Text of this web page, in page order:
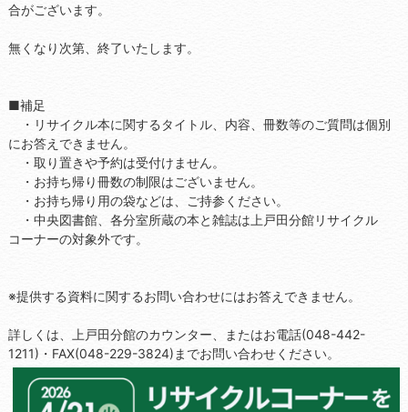
合がございます。
無くなり次第、終了いたします。
■補足
・リサイクル本に関するタイトル、内容、冊数等のご質問は個別
にお答えできません。
・取り置きや予約は受付けません。
・お持ち帰り冊数の制限はございません。
・お持ち帰り用の袋などは、ご持参ください。
・中央図書館、各分室所蔵の本と雑誌は上戸田分館リサイクル
コーナーの対象外です。
※提供する資料に関するお問い合わせにはお答えできません。
詳しくは、上戸田分館のカウンター、またはお電話(048-442-
1211)・FAX(048-229-3824)までお問い合わせください。